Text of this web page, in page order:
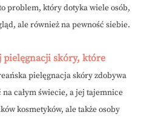
problem, który dotyka wiele osób,
ale również na pewność siebie.
pielęgnacji skóry, które
pielęgnacja skóry zdobywa
całym świecie, a jej tajemnice
kosmetyków, ale także osoby